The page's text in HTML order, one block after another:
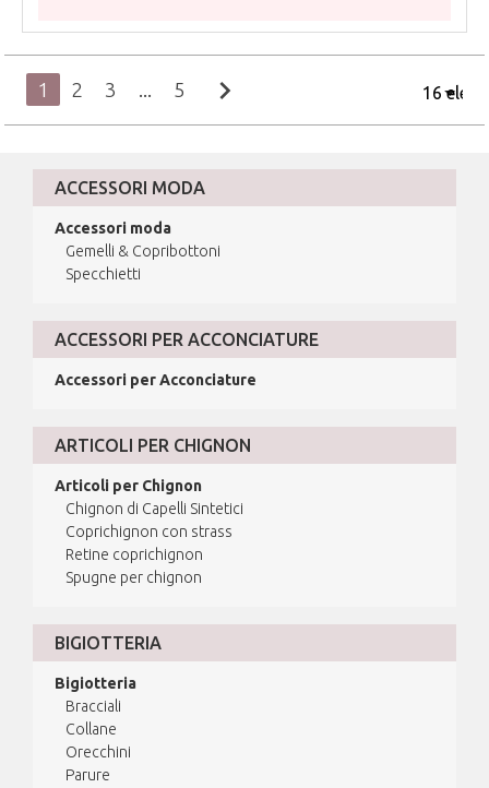
1 2 3 ... 5 chevron_right
ACCESSORI MODA
Accessori moda
Gemelli & Copribottoni
Specchietti
ACCESSORI PER ACCONCIATURE
Accessori per Acconciature
ARTICOLI PER CHIGNON
Articoli per Chignon
Chignon di Capelli Sintetici
Coprichignon con strass
Retine coprichignon
Spugne per chignon
BIGIOTTERIA
Bigiotteria
Bracciali
Collane
Orecchini
Parure